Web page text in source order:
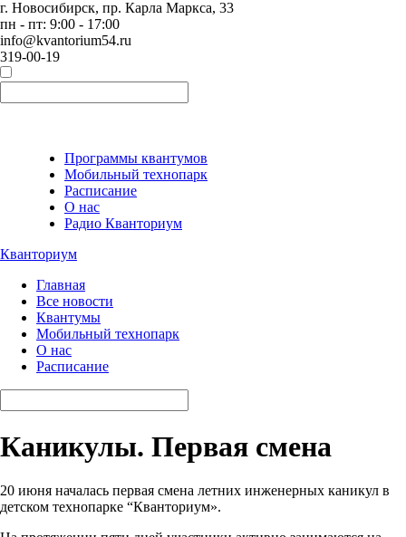
г. Новосибирск, пр. Карла Маркса, 33
пн - пт: 9:00 - 17:00
info@kvantorium54.ru
319-00-19
Программы квантумов
Мобильный технопарк
Расписание
О нас
Радио Кванториум
Кванториум
Главная
Все новости
Квантумы
Мобильный технопарк
О нас
Расписание
Каникулы. Первая смена
20 июня началась первая смена летних инженерных каникул в
детском технопарке “Кванториум».